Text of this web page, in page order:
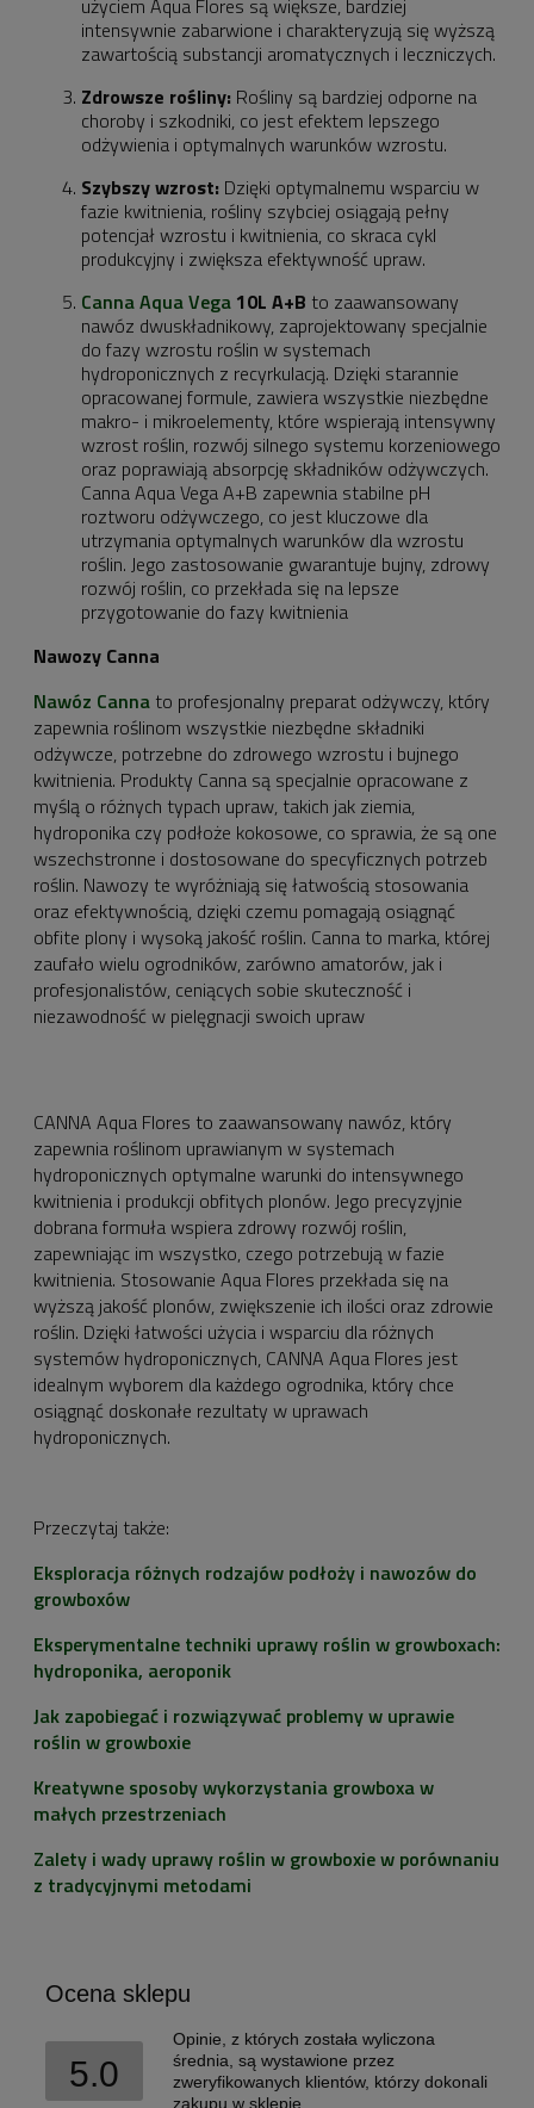
użyciem Aqua Flores są większe, bardziej
intensywnie zabarwione i charakteryzują się wyższą
zawartością substancji aromatycznych i leczniczych.
Zdrowsze rośliny: Rośliny są bardziej odporne na
choroby i szkodniki, co jest efektem lepszego
odżywienia i optymalnych warunków wzrostu.
Szybszy wzrost: Dzięki optymalnemu wsparciu w
fazie kwitnienia, rośliny szybciej osiągają pełny
potencjał wzrostu i kwitnienia, co skraca cykl
produkcyjny i zwiększa efektywność upraw.
Canna Aqua Vega 10L A+B to zaawansowany
nawóz dwuskładnikowy, zaprojektowany specjalnie
do fazy wzrostu roślin w systemach
hydroponicznych z recyrkulacją. Dzięki starannie
opracowanej formule, zawiera wszystkie niezbędne
makro- i mikroelementy, które wspierają intensywny
wzrost roślin, rozwój silnego systemu korzeniowego
oraz poprawiają absorpcję składników odżywczych.
Canna Aqua Vega A+B zapewnia stabilne pH
roztworu odżywczego, co jest kluczowe dla
utrzymania optymalnych warunków dla wzrostu
roślin. Jego zastosowanie gwarantuje bujny, zdrowy
rozwój roślin, co przekłada się na lepsze
przygotowanie do fazy kwitnienia
Nawozy Canna
Nawóz Canna to profesjonalny preparat odżywczy, który
zapewnia roślinom wszystkie niezbędne składniki
odżywcze, potrzebne do zdrowego wzrostu i bujnego
kwitnienia. Produkty Canna są specjalnie opracowane z
myślą o różnych typach upraw, takich jak ziemia,
hydroponika czy podłoże kokosowe, co sprawia, że są one
wszechstronne i dostosowane do specyficznych potrzeb
roślin. Nawozy te wyróżniają się łatwością stosowania
oraz efektywnością, dzięki czemu pomagają osiągnąć
obfite plony i wysoką jakość roślin. Canna to marka, której
zaufało wielu ogrodników, zarówno amatorów, jak i
profesjonalistów, ceniących sobie skuteczność i
niezawodność w pielęgnacji swoich upraw
CANNA Aqua Flores to zaawansowany nawóz, który
zapewnia roślinom uprawianym w systemach
hydroponicznych optymalne warunki do intensywnego
kwitnienia i produkcji obfitych plonów. Jego precyzyjnie
dobrana formuła wspiera zdrowy rozwój roślin,
zapewniając im wszystko, czego potrzebują w fazie
kwitnienia. Stosowanie Aqua Flores przekłada się na
wyższą jakość plonów, zwiększenie ich ilości oraz zdrowie
roślin. Dzięki łatwości użycia i wsparciu dla różnych
systemów hydroponicznych, CANNA Aqua Flores jest
idealnym wyborem dla każdego ogrodnika, który chce
osiągnąć doskonałe rezultaty w uprawach
hydroponicznych.
Przeczytaj także:
Eksploracja różnych rodzajów podłoży i nawozów do
growboxów
Eksperymentalne techniki uprawy roślin w growboxach:
hydroponika, aeroponik
Jak zapobiegać i rozwiązywać problemy w uprawie
roślin w growboxie
Kreatywne sposoby wykorzystania growboxa w
małych przestrzeniach
Zalety i wady uprawy roślin w growboxie w porównaniu
z tradycyjnymi metodami
Ocena sklepu
5.0
Opinie, z których została wyliczona
średnia, są wystawione przez
zweryfikowanych klientów, którzy dokonali
zakupu w sklepie.